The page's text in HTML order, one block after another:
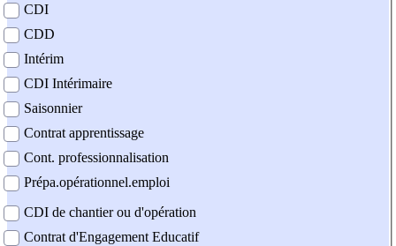
contrat
CDI
CDD
Intérim
CDI Intérimaire
Saisonnier
Contrat apprentissage
Cont. professionnalisation
Prépa.opérationnel.emploi
CDI de chantier ou d'opération
Contrat d'Engagement Educatif